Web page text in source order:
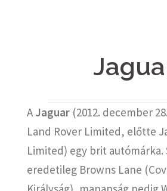
A Jaguar (2012. december
Land Rover Limited, előtte
Limited) egy brit autómárka.
eredetileg Browns Lane